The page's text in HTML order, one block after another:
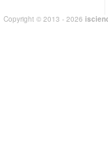
Copyright © 2013 - 2026